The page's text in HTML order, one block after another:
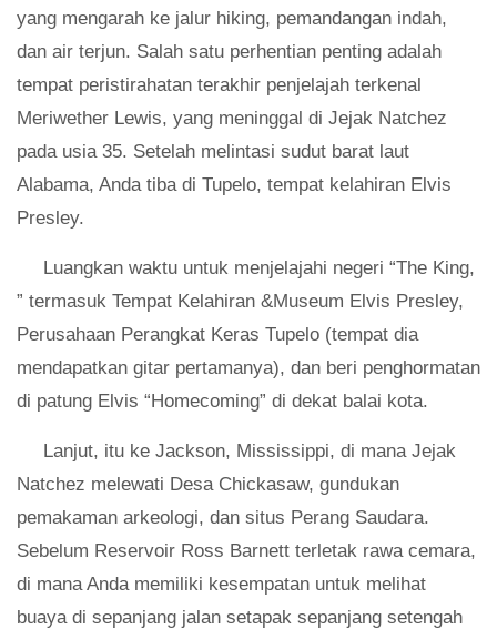
yang mengarah ke jalur hiking, pemandangan indah,
dan air terjun. Salah satu perhentian penting adalah
tempat peristirahatan terakhir penjelajah terkenal
Meriwether Lewis, yang meninggal di Jejak Natchez
pada usia 35. Setelah melintasi sudut barat laut
Alabama, Anda tiba di Tupelo, tempat kelahiran Elvis
Presley.
Luangkan waktu untuk menjelajahi negeri “The King,
” termasuk Tempat Kelahiran &Museum Elvis Presley,
Perusahaan Perangkat Keras Tupelo (tempat dia
mendapatkan gitar pertamanya), dan beri penghormatan
di patung Elvis “Homecoming” di dekat balai kota.
Lanjut, itu ke Jackson, Mississippi, di mana Jejak
Natchez melewati Desa Chickasaw, gundukan
pemakaman arkeologi, dan situs Perang Saudara.
Sebelum Reservoir Ross Barnett terletak rawa cemara,
di mana Anda memiliki kesempatan untuk melihat
buaya di sepanjang jalan setapak sepanjang setengah